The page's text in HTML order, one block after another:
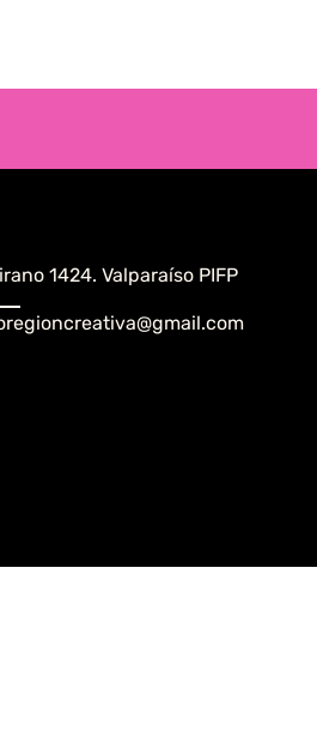
1424. Valparaíso PIFP